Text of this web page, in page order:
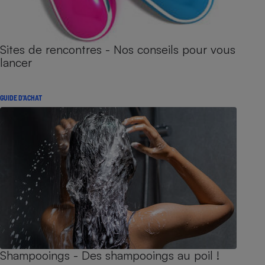
Sites de rencontres - Nos conseils pour vous
lancer
GUIDE D'ACHAT
Shampooings - Des shampooings au poil !